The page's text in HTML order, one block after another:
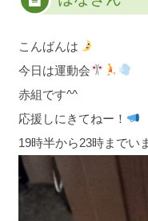
こんばんは
今日は運動会
赤組です^^
応援しにきてねー！
19時半から23時までい